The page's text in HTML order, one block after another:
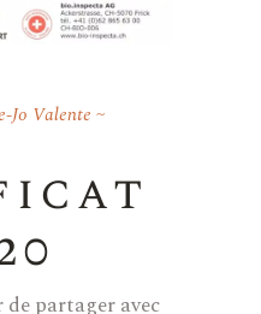
Jo Valente
partager avec